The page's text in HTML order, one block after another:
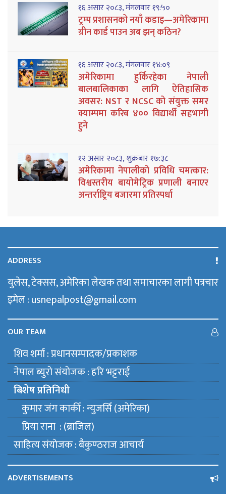
१६ असार २०८३, मंगलवार १९:५०
ट्रम्प प्रशासनको नयाँ कडाइ—अमेरिकामा
ग्रीन कार्ड पाउन अब झन् कठिन?
१६ असार २०८३, मंगलवार १४:०९
अमेरिकामा हुर्किरहेका नेपाली
बालबालिकाका लागि ऐतिहासिक
अवसर: NST र NCSC को संयुक्त समर
क्याम्पमा करिब ४०० विद्यार्थी सहभागी
हुने
१२ असार २०८३, शुक्रबार १७:३८
अमेरिकामा नेपालीको प्रविधि चमत्कार:
विश्वस्तरीय बायोमेट्रिक प्रणाली बनाएर
अन्तर्राष्ट्रिय बजारमा प्रतिस्पर्धा
ADDRESS
युलेस, टेक्सस, अमेरिका लेखक तथा समाचारका लागी पत्रचार
इमेल : usnepalpost@gmail.com
OUR TEAM
शिव शर्मा : प्रधानसम्पादक/प्रकाशक
नेपाल ब्युराे संयाेजक : हरि भट्टराई
बिशेष प्रतिनिधी
कुमार जंग कार्की : न्युजर्सि (अमेरिका)
प्रिया राना : (ब्राजिल)
साहित्य संयाेजक : बैकुण्ठराज आचार्य
ADVERTISEMENTS